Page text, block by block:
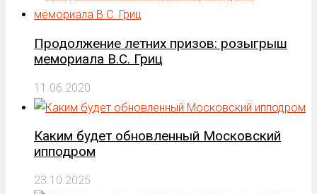
Продолжение летних призов: розыгрыш
мемориала В.С. Гриц
11.06.2020
Каким будет обновленный Московский
ипподром
23.10.2025